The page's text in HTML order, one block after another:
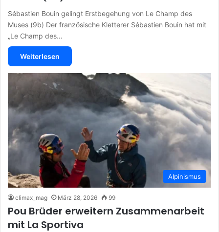
Sébastien Bouin gelingt Erstbegehung von Le Champ des
Muses (9b) Der französische Kletterer Sébastien Bouin hat mit
„Le Champ des…
Weiterlesen
Alpinismus
climax_mag März 28, 2026 99
Pou Brüder erweitern Zusammenarbeit
mit La Sportiva